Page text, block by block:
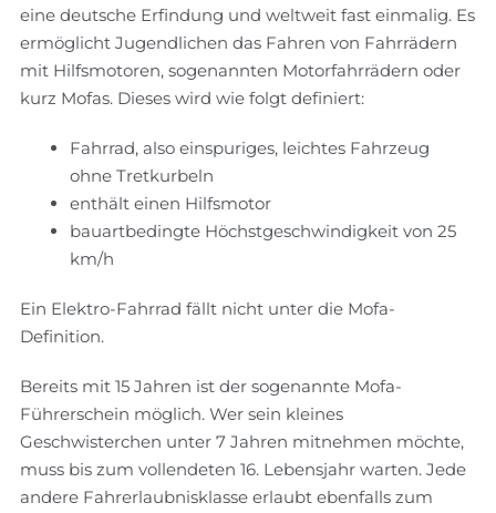
eine deutsche Erfindung und weltweit fast einmalig. Es
ermöglicht Jugendlichen das Fahren von Fahrrädern
mit Hilfsmotoren, sogenannten Motorfahrrädern oder
kurz Mofas. Dieses wird wie folgt definiert:
Fahrrad, also einspuriges, leichtes Fahrzeug
ohne Tretkurbeln
enthält einen Hilfsmotor
bauartbedingte Höchstgeschwindigkeit von 25
km/h
Ein Elektro-Fahrrad fällt nicht unter die Mofa-
Definition.
Bereits mit 15 Jahren ist der sogenannte Mofa-
Führerschein möglich. Wer sein kleines
Geschwisterchen unter 7 Jahren mitnehmen möchte,
muss bis zum vollendeten 16. Lebensjahr warten. Jede
andere Fahrerlaubnisklasse erlaubt ebenfalls zum